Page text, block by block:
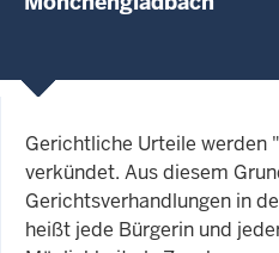
Gerichtliche Urteile werden
verkündet. Aus diesem
Gerichtsverhandlungen in
heißt jede Bürgerin und